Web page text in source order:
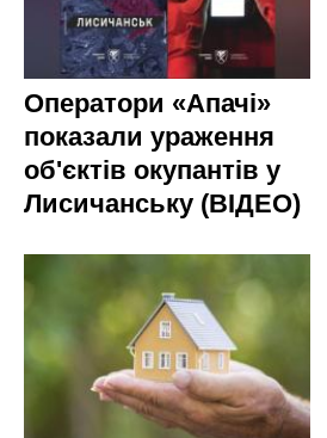
Оператори «Апачі»
показали ураження
об'єктів окупантів у
Лисичанську (ВІДЕО)